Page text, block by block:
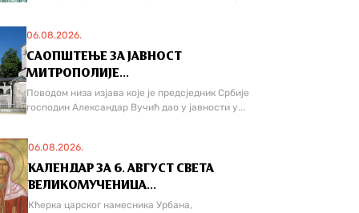
06.08.2026.
САОПШТЕЊЕ ЗА ЈАВНОСТ
МИТРОПОЛИЈЕ...
Поводом низа изјава које је предсједник Србије
господин Александар Вучић дао у јавности у...
06.08.2026.
КАЛЕНДАР ЗА 6. АВГУСТ СВЕТА
ВЕЛИКОМУЧЕНИЦА...
Кћерка царског намесника Урбана,